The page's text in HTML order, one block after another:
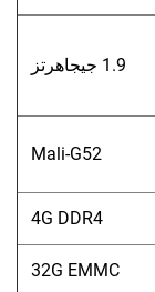
1.9 جيجاهرتز
Mali-G52
4G DDR4
32G EMMC